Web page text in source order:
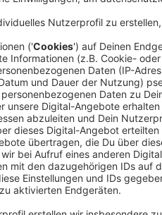
Der Draufgänger Ray
ihrem Vater. Und auch
seine beiden Söhne
bringt er die beiden
Raymond und Ray nur
Menge Wegbegleiter
die den beiden
Dabei müssen